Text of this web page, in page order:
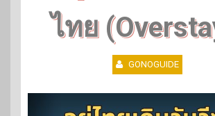
ไทย
GONOGUIDE